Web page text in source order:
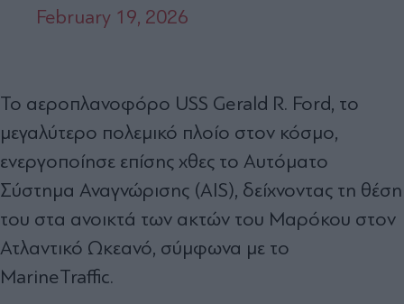
February 19, 2026
Το αεροπλανοφόρο USS Gerald R. Ford, το
μεγαλύτερο πολεμικό πλοίο στον κόσμο,
ενεργοποίησε επίσης χθες το Αυτόματο
Σύστημα Αναγνώρισης (AIS), δείχνοντας τη θέση
του στα ανοικτά των ακτών του Μαρόκου στον
Ατλαντικό Ωκεανό, σύμφωνα με το
MarineTraffic.